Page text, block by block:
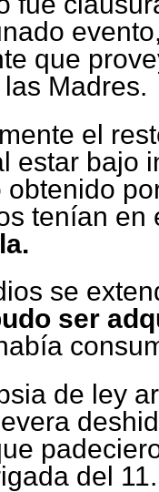
que
Madres.
el
estar bajo
obtenido
tenían en
se
ser
de ley
del 11.